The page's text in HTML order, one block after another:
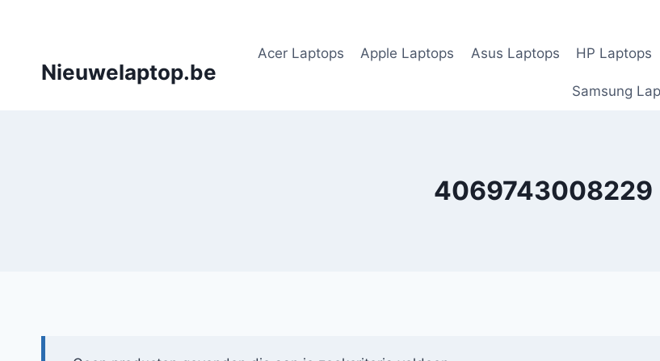
Nieuwelaptop.be
Acer Laptops Apple Laptops Asus Laptops HP Laptops
Samsung
4069743008229